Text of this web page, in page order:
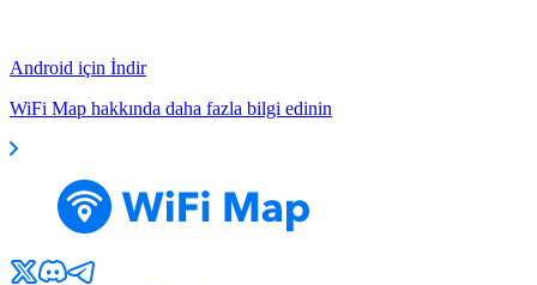
Android için İndir
WiFi Map hakkında daha fazla bilgi edinin